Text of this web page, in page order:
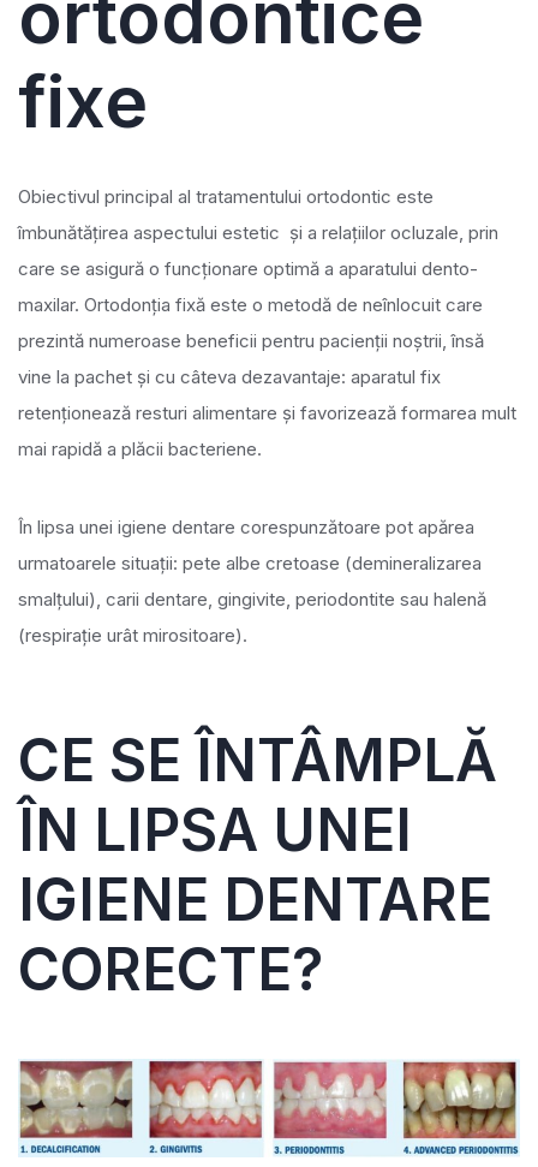
fixe
Obiectivul principal al tratamentului ortodontic este
îmbunătățirea aspectului estetic și a relațiilor ocluzale, prin
care se asigură o funcționare optimă a aparatului dento-
maxilar. Ortodonția fixă este o metodă de neînlocuit care
prezintă numeroase beneficii pentru pacienții noștrii, însă
vine la pachet și cu câteva dezavantaje: aparatul fix
retenționează resturi alimentare și favorizează formarea mult
mai rapidă a plăcii bacteriene.
În lipsa unei igiene dentare corespunzătoare pot apărea
urmatoarele situații: pete albe cretoase (demineralizarea
smalțului), carii dentare, gingivite, periodontite sau halenă
(respirație urât mirositoare).
CE SE ÎNTÂMPLĂ
ÎN LIPSA UNEI
IGIENE DENTARE
CORECTE?